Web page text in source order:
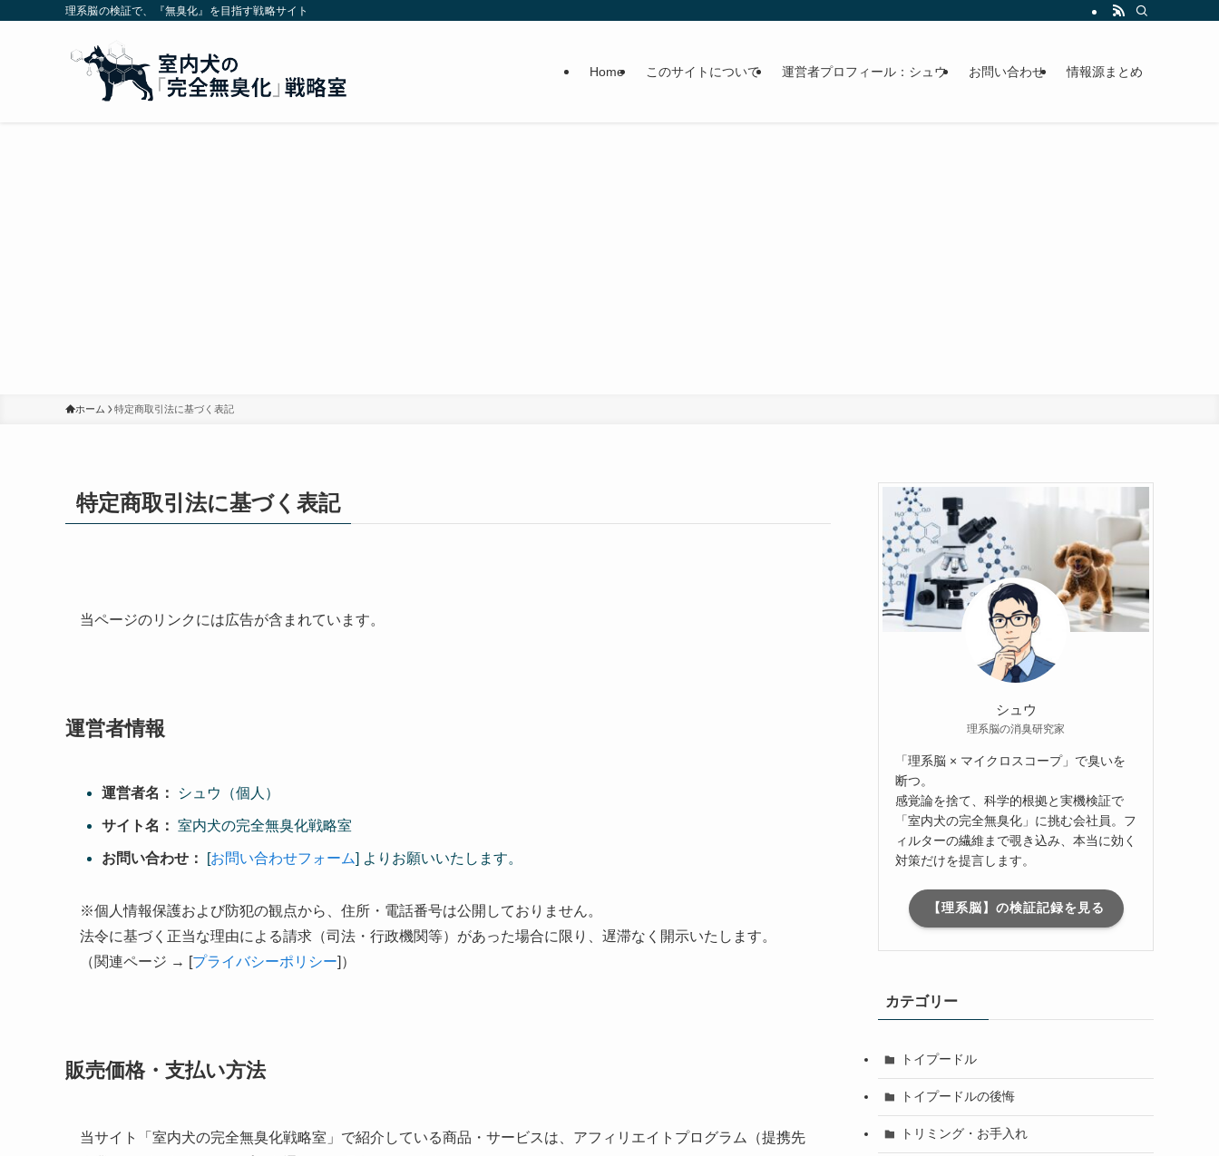
理系脳の検証で、『無臭化』を目指す戦略サイト
Home このサイトについて 運営者プロフィール：シュウ お問い合わせ 情報源まとめ
ホーム 特定商取引法に基づく表記
特定商取引法に基づく表記
当ページのリンクには広告が含まれています。
運営者情報
運営者名： シュウ（個人）
サイト名： 室内犬の完全無臭化戦略室
お問い合わせ： [お問い合わせフォーム] よりお願いいたします。
※個人情報保護および防犯の観点から、住所・電話番号は公開しておりません。
法令に基づく正当な理由による請求（司法・行政機関等）があった場合に限り、遅滞なく開示いたします。
（関連ページ → [プライバシーポリシー]）
販売価格・支払い方法
当サイト「室内犬の完全無臭化戦略室」で紹介している商品・サービスは、アフィリエイトプログラム（提携先
シュウ
理系脳の消臭研究家
「理系脳 × マイクロスコープ」で臭いを
断つ。
感覚論を捨て、科学的根拠と実機検証で
「室内犬の完全無臭化」に挑む会社員。フ
ィルターの繊維まで覗き込み、本当に効く
対策だけを提言します。
【理系脳】の検証記録を見る
カテゴリー
トイプードル
トイプードルの後悔
トリミング・お手入れ